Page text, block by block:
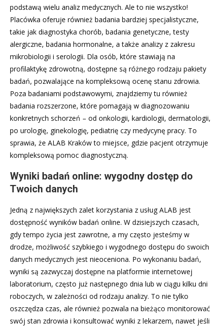
podstawą wielu analiz medycznych. Ale to nie wszystko!
Placówka oferuje również badania bardziej specjalistyczne,
takie jak diagnostyka chorób, badania genetyczne, testy
alergiczne, badania hormonalne, a także analizy z zakresu
mikrobiologii i serologii. Dla osób, które stawiają na
profilaktykę zdrowotną, dostępne są różnego rodzaju pakiety
badań, pozwalające na kompleksową ocenę stanu zdrowia.
Poza badaniami podstawowymi, znajdziemy tu również
badania rozszerzone, które pomagają w diagnozowaniu
konkretnych schorzeń – od onkologii, kardiologii, dermatologii,
po urologię, ginekologię, pediatrię czy medycynę pracy. To
sprawia, że ALAB Kraków to miejsce, gdzie pacjent otrzymuje
kompleksową pomoc diagnostyczną.
Wyniki badań online: wygodny dostęp do
Twoich danych
Jedną z największych zalet korzystania z usług ALAB jest
dostępność wyników badań online. W dzisiejszych czasach,
gdy tempo życia jest zawrotne, a my często jesteśmy w
drodze, możliwość szybkiego i wygodnego dostępu do swoich
danych medycznych jest nieoceniona. Po wykonaniu badań,
wyniki są zazwyczaj dostępne na platformie internetowej
laboratorium, często już następnego dnia lub w ciągu kilku dni
roboczych, w zależności od rodzaju analizy. To nie tylko
oszczędza czas, ale również pozwala na bieżąco monitorować
swój stan zdrowia i konsultować wyniki z lekarzem, nawet jeśli